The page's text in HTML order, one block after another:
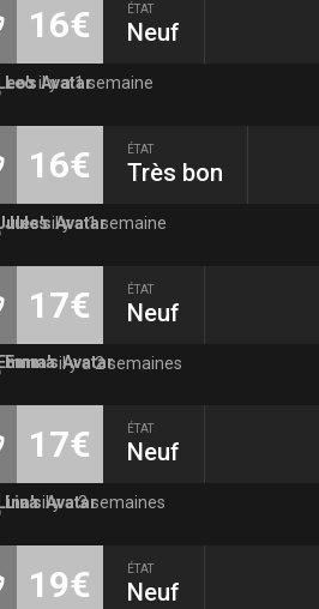
16€ ÉTAT
Neuf
Leoil y a 1 semaine
16€ ÉTAT
Très bon
Julesil y a 1 semaine
17€ ÉTAT
Neuf
Emmail y a 2 semaines
17€ ÉTAT
Neuf
Linail y a 3 semaines
19€ ÉTAT
Neuf